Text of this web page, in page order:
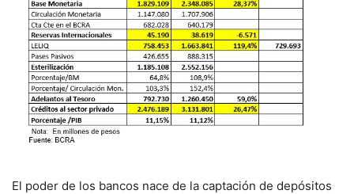
El poder de los bancos nace de la captación de depósitos